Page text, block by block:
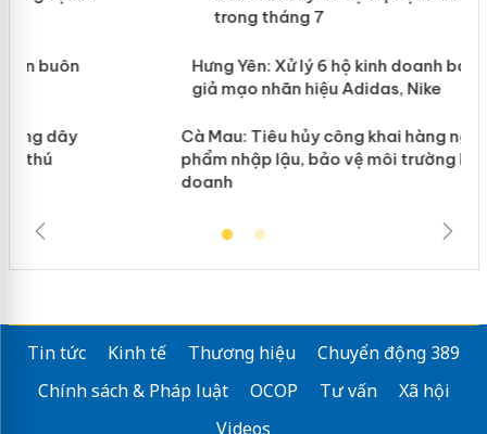
trong tháng 7
Hưng Yên: Xử lý 6 hộ kinh doanh bán hàng
giả mạo nhãn hiệu Adidas, Nike
Cà Mau: Tiêu hủy công khai hàng ngàn sản
phẩm nhập lậu, bảo vệ môi trường kinh
Tin tức Kinh tế Thương hiệu
Chuyển động 389
Chính sách & Pháp luật
OCOP Tư vấn
Xã hội
Videos